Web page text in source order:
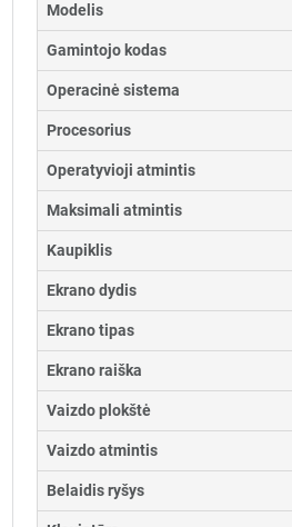
Modelis
Gamintojo kodas
Operacinė sistema
Procesorius
Operatyvioji atmintis
Maksimali atmintis
Kaupiklis
Ekrano dydis
Ekrano tipas
Ekrano raiška
Vaizdo plokštė
Vaizdo atmintis
Belaidis ryšys